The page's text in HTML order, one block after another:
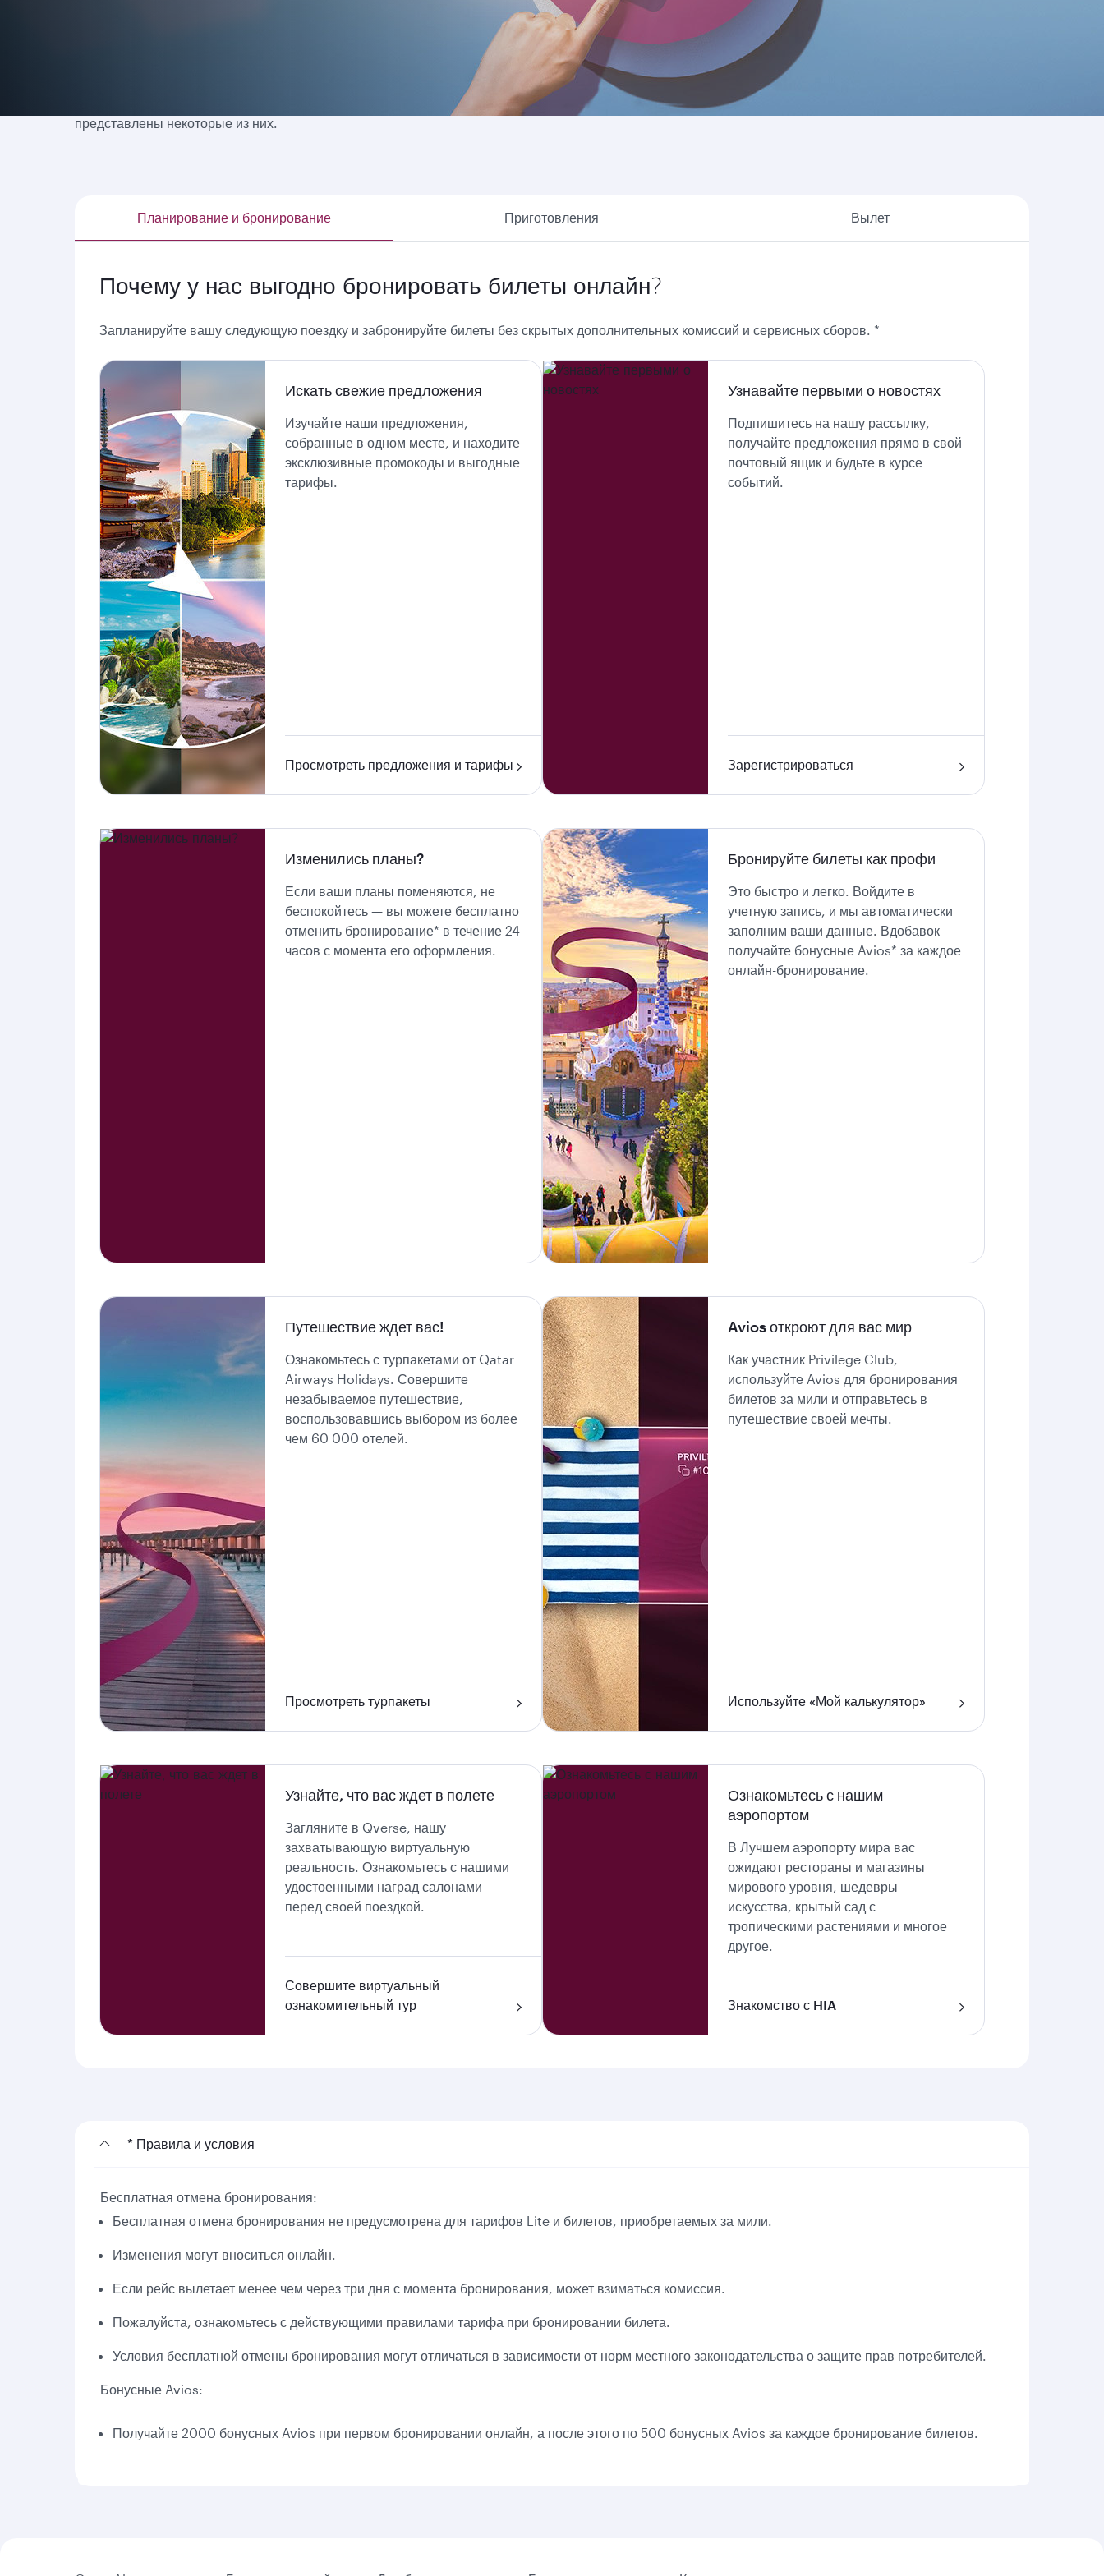
Имеется множество причин, по которым бронирование на qatarairways.com или через наше мобильное приложение является для вас наилучшим
вариантом, когда вы ищете интересующий вас пункт, изучаете предлагаемые нами направления или хотите использовать ваши Avios. Ниже
представлены некоторые из них.
Планирование и бронирование Приготовления Вылет
Почему у нас выгодно бронировать билеты онлайн?
Запланируйте вашу следующую поездку и забронируйте билеты без скрытых дополнительных комиссий и сервисных сборов. *
Искать свежие предложения
Изучайте наши предложения,
собранные в одном месте, и находите
эксклюзивные промокоды и выгодные
тарифы.
Просмотреть предложения и тарифы
Узнавайте первыми о новостях
Подпишитесь на нашу рассылку,
получайте предложения прямо в свой
почтовый ящик и будьте в курсе
событий.
Зарегистрироваться
Изменились планы?
Если ваши планы поменяются, не
беспокойтесь — вы можете бесплатно
отменить бронирование* в течение 24
часов с момента его оформления.
Бронируйте билеты как профи
Это быстро и легко. Войдите в
учетную запись, и мы автоматически
заполним ваши данные. Вдобавок
получайте бонусные Avios* за каждое
онлайн-бронирование.
Путешествие ждет вас!
Ознакомьтесь с турпакетами от Qatar
Airways Holidays. Совершите
незабываемое путешествие,
воспользовавшись выбором из более
чем 60 000 отелей.
Просмотреть турпакеты
Avios откроют для вас мир
Как участник Privilege Club,
используйте Avios для бронирования
билетов за мили и отправьтесь в
путешествие своей мечты.
Используйте «Мой калькулятор»
Узнайте, что вас ждет в полете
Загляните в Qverse, нашу
захватывающую виртуальную
реальность. Ознакомьтесь с нашими
удостоенными наград салонами
перед своей поездкой.
Совершите виртуальный
ознакомительный тур
Ознакомьтесь с нашим
аэропортом
В Лучшем аэропорту мира вас
ожидают рестораны и магазины
мирового уровня, шедевры
искусства, крытый сад с
тропическими растениями и многое
другое.
Знакомство с HIA
* Правила и условия
Бесплатная отмена бронирования:
Бесплатная отмена бронирования не предусмотрена для тарифов Lite и билетов, приобретаемых за мили.
Изменения могут вноситься онлайн.
Если рейс вылетает менее чем через три дня с момента бронирования, может взиматься комиссия.
Пожалуйста, ознакомьтесь с действующими правилами тарифа при бронировании билета.
Условия бесплатной отмены бронирования могут отличаться в зависимости от норм местного законодательства о защите прав потребителей.
Бонусные Avios:
Получайте 2000 бонусных Avios при первом бронировании онлайн, а после этого по 500 бонусных Avios за каждое бронирование билетов.